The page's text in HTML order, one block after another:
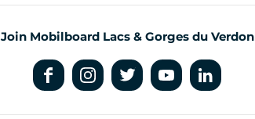
Join Mobilboard Lacs & Gorges du Verdon